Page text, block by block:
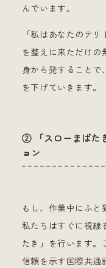
んでいます。
「私はあなたのテ
を整えに来ただけの
身から発することで
を下げていきます。
② 「スローまばた
ョン
もし、作業中にふと
私たちはすぐに視線
たき」を行います。
信頼を示す国際共通